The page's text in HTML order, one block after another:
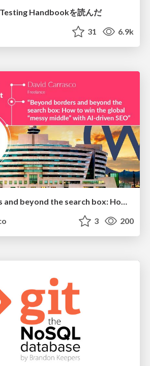
Handbookを読んだ
31 6.9k
Beyond borders and beyond the search box: How to win the global "messy middle" with AI-driven SEO
3 200